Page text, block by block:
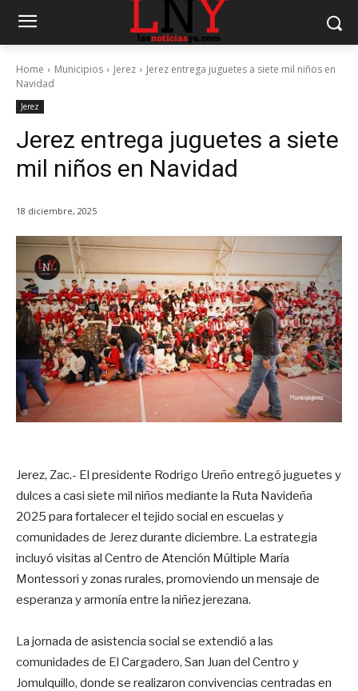
Home Municipios Jerez
Jerez entrega juguetes a siete mil niños en
Navidad
Jerez
Jerez entrega juguetes a siete
mil niños en Navidad
18 diciembre, 2025
Jerez, Zac.- El presidente Rodrigo Ureño entregó juguetes y
dulces a casi siete mil niños mediante la Ruta Navideña
2025 para fortalecer el tejido social en escuelas y
comunidades de Jerez durante diciembre. La estrategia
incluyó visitas al Centro de Atención Múltiple María
Montessori y zonas rurales, promoviendo un mensaje de
esperanza y armonía entre la niñez jerezana.
La jornada de asistencia social se extendió a las
comunidades de El Cargadero, San Juan del Centro y
Jomulquillo, donde se realizaron convivencias centradas en